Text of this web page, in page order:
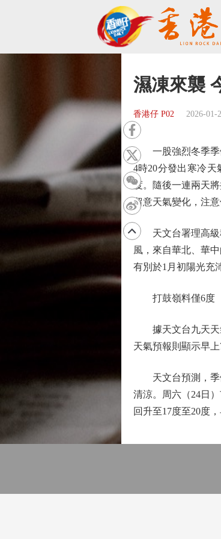
濕凍來襲
香港仔 P02 2026-01-
一股強烈冬季季候
4時20分發出寒冷
度。隨後一連兩天
留意天氣變化，注
天文台署理高級科
風，來自華北、華
有別於1月初陽光充
打鼓嶺料僅6度
據天文台九天天氣
天氣預報則顯示早
天文台預測，季候
清涼。周六（24日
回升至17度至20度